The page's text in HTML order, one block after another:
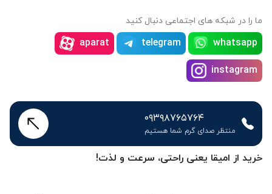
خرید از امیقا یعنی راحتی، سرعت و لذت!
ما را در شبکه های اجتماعی دنبال کنید
whatsapp
telegram
aparat
instagram
۰۹۳۹۸۷۶۵۷۶۴
منتظر صدای گرم شما هستیم